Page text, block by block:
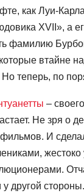
как Луи-
XVII», а
фамилию
втайне
теперь, по
–
Не зря о
фильмов. И
у другой